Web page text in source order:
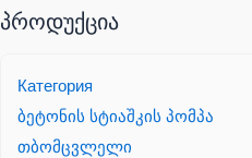
პროდუქცია
Категория
ბეტონის სტიაშკის პომპა
თბომცვლელი